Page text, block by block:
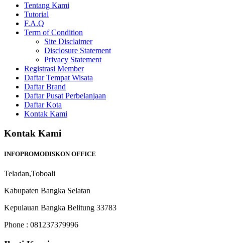
Tentang Kami
Tutorial
F.A.Q
Term of Condition
Site Disclaimer
Disclosure Statement
Privacy Statement
Registrasi Member
Daftar Tempat Wisata
Daftar Brand
Daftar Pusat Perbelanjaan
Daftar Kota
Kontak Kami
Kontak Kami
INFOPROMODISKON OFFICE
Teladan,Toboali
Kabupaten Bangka Selatan
Kepulauan Bangka Belitung 33783
Phone : 081237379996